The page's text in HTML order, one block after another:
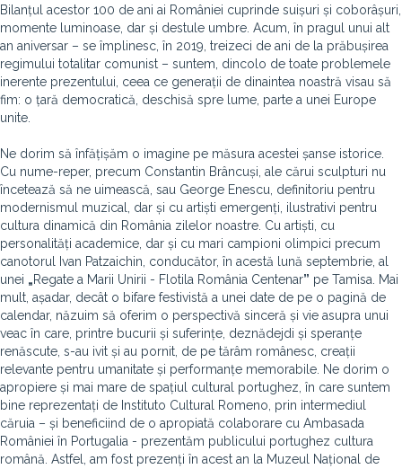
Bilanțul acestor 100 de ani ai României cuprinde suișuri și coborâșuri,
momente luminoase, dar și destule umbre. Acum, în pragul unui alt
an aniversar – se împlinesc, în 2019, treizeci de ani de la prăbușirea
regimului totalitar comunist – suntem, dincolo de toate problemele
inerente prezentului, ceea ce generații de dinaintea noastră visau să
fim: o țară democratică, deschisă spre lume, parte a unei Europe
unite.
Ne dorim să înfățișăm o imagine pe măsura acestei șanse istorice.
Cu nume-reper, precum Constantin Brâncuși, ale cărui sculpturi nu
încetează să ne uimească, sau George Enescu, definitoriu pentru
modernismul muzical, dar și cu artiști emergenți, ilustrativi pentru
cultura dinamică din România zilelor noastre. Cu artiști, cu
personalități academice, dar și cu mari campioni olimpici precum
canotorul Ivan Patzaichin, conducător, în acestă lună septembrie, al
unei „Regate a Marii Unirii - Flotila România Centenar” pe Tamisa. Mai
mult, așadar, decât o bifare festivistă a unei date de pe o pagină de
calendar, năzuim să oferim o perspectivă sinceră și vie asupra unui
veac în care, printre bucurii și suferințe, deznădejdi și speranțe
renăscute, s-au ivit și au pornit, de pe tărâm românesc, creații
relevante pentru umanitate și performanțe memorabile. Ne dorim o
apropiere și mai mare de spațiul cultural portughez, în care suntem
bine reprezentați de Instituto Cultural Romeno, prin intermediul
căruia – și beneficiind de o apropiată colaborare cu Ambasada
României în Portugalia - prezentăm publicului portughez cultura
română. Astfel, am fost prezenți în acest an la Muzeul Național de